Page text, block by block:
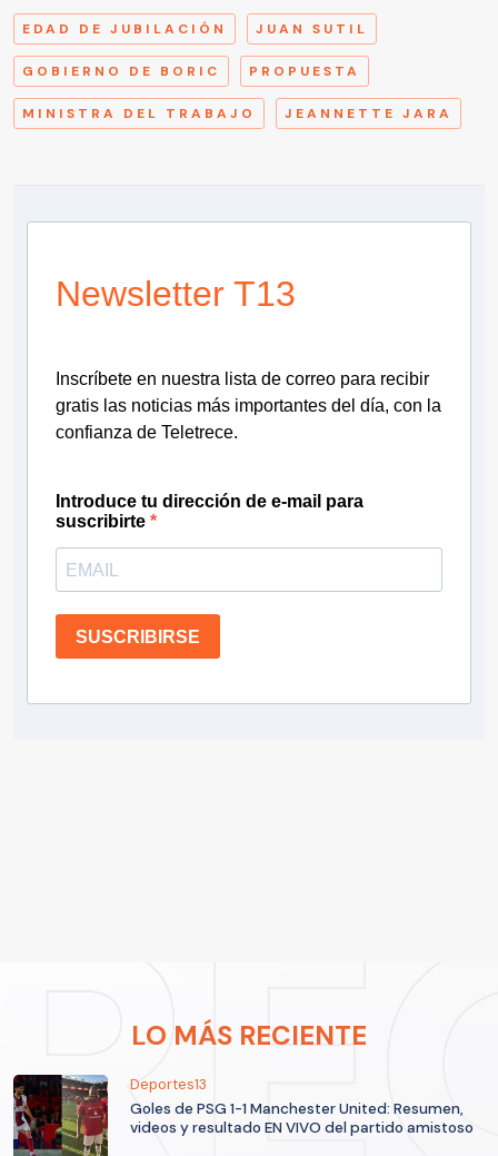
EDAD DE JUBILACIÓN JUAN SUTIL
GOBIERNO DE BORIC PROPUESTA
MINISTRA DEL TRABAJO JEANNETTE JARA
Newsletter T13
Inscríbete en nuestra lista de correo para recibir
gratis las noticias más importantes del día, con la
confianza de Teletrece.
Introduce tu dirección de e-mail para
suscribirte
SUSCRIBIRSE
LO MÁS RECIENTE
Deportes13
Goles de PSG 1-1 Manchester United: Resumen,
videos y resultado EN VIVO del partido amistoso